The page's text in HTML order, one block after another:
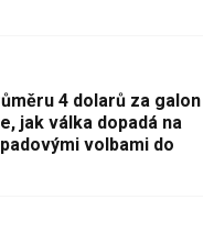
4 dolarů za galon
jak válka dopadá na
volbami do